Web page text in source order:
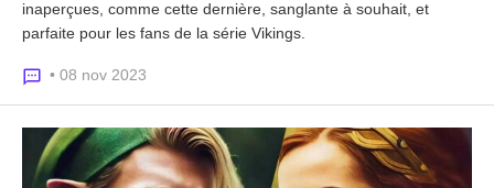
inaperçues, comme cette dernière, sanglante à souhait, et
parfaite pour les fans de la série Vikings.
• 08 nov 2023